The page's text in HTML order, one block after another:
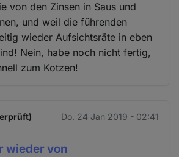
von den Zinsen in Saus und
und weil die führenden
wieder Aufsichtsräte in eben
Nein, habe noch nicht fertig,
zum Kotzen!
Do. 24 Jan 2019 - 02:41
wieder von